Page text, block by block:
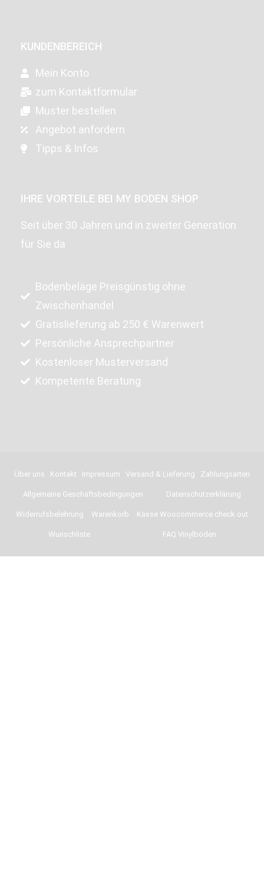
KUNDENBEREICH
Mein Konto
zum Kontaktformular
Muster bestellen
Angebot anfordern
Tipps & Infos
IHRE VORTEILE BEI MY BODEN SHOP
Seit über 30 Jahren und in zweiter Generation
für Sie da
Bodenbeläge Preisgünstig ohne
Zwischenhandel
Gratislieferung ab 250 € Warenwert
Persönliche Ansprechpartner
Kostenloser Musterversand
Kompetente Beratung
Über uns Kontakt Impressum Versand & Lieferung Zahlungsarten
Allgemeine Geschäftsbedingungen Datenschutzerklärung
Widerrufsbelehrung Warenkorb Kasse Woocommerce check out
Wunschliste FAQ Vinylböden